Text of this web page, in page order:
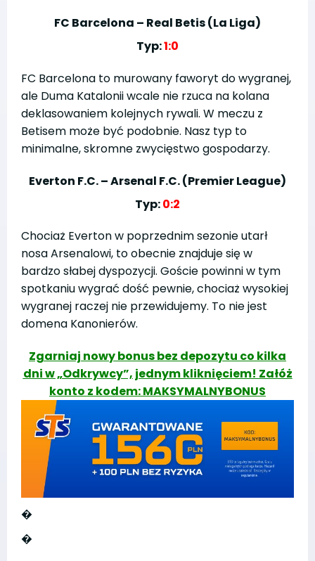
FC Barcelona – Real Betis (La Liga)
Typ:1:0
FC Barcelona to murowany faworyt do wygranej,
ale Duma Katalonii wcale nie rzuca na kolana
deklasowaniem kolejnych rywali. W meczu z
Betisem może być podobnie. Nasz typ to
minimalne, skromne zwycięstwo gospodarzy.
Everton F.C. – Arsenal F.C. (Premier League)
Typ:0:2
Chociaż Everton w poprzednim sezonie utarł
nosa Arsenalowi, to obecnie znajduje się w
bardzo słabej dyspozycji. Goście powinni w tym
spotkaniu wygrać dość pewnie, chociaż wysokiej
wygranej raczej nie przewidujemy. To nie jest
domena Kanonierów.
Zgarniaj nowy bonus bez depozytu co kilka
dni w „Odkrywcy”, jednym kliknięciem! Załóż
konto z kodem: MAKSYMALNYBONUS
�
�